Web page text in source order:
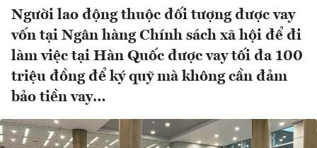
Người lao động thuộc đối tượng được vay
vốn tại Ngân hàng Chính sách xã hội để đi
làm việc tại Hàn Quốc được vay tối đa 100
triệu đồng để ký quỹ mà không cần đảm
bảo tiền vay…